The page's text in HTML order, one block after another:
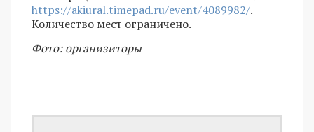
https://akiural.timepad.ru/event/4089982/.
Количество мест ограничено.
Фото: организиторы